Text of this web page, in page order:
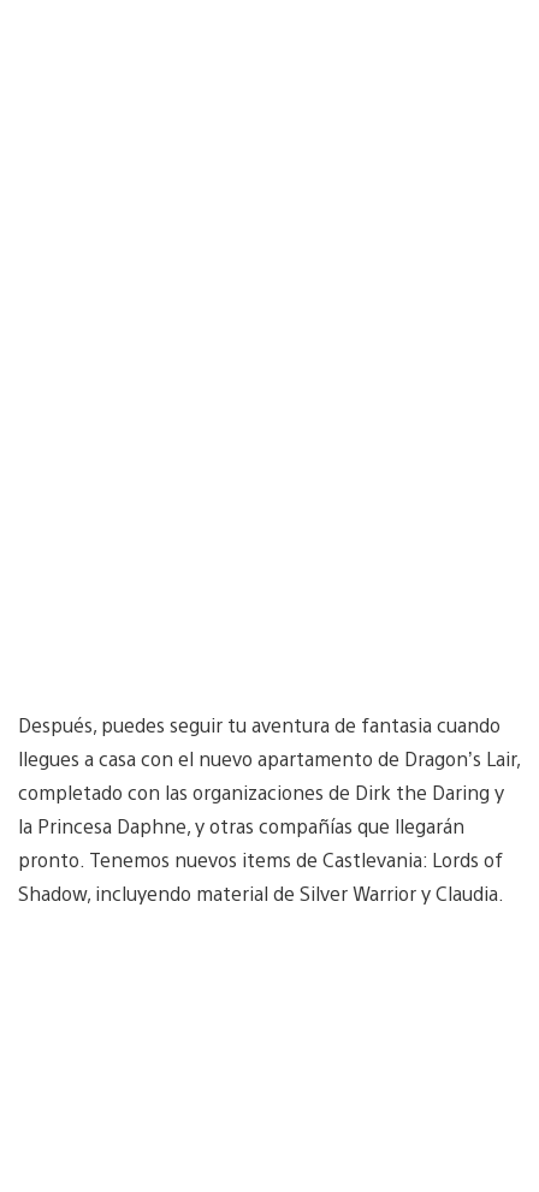
Después, puedes seguir tu aventura de fantasia cuando
llegues a casa con el nuevo apartamento de Dragon’s Lair,
completado con las organizaciones de Dirk the Daring y
la Princesa Daphne, y otras compañías que llegarán
pronto. Tenemos nuevos items de Castlevania: Lords of
Shadow, incluyendo material de Silver Warrior y Claudia.